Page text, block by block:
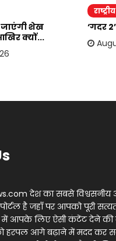
जाएंगी शेख
क्यों...
राष्ट्रीय
‘गदर
देश का सबसे विश्वसनीय
है जहाँ पर आपको पूरी
में आपके लिए ऐसी कंटेंट देने की
हरपल आगे बढ़ाने में मदद कर